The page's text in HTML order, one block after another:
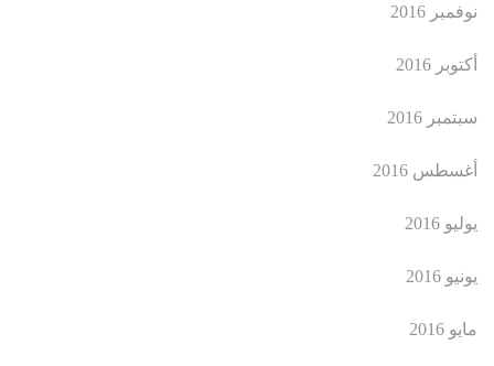
نوفمبر 2016
أكتوبر 2016
سبتمبر 2016
أغسطس 2016
يوليو 2016
يونيو 2016
مايو 2016